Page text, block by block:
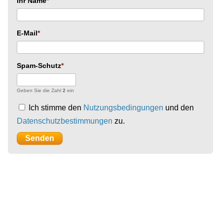
E-Mail
Spam-Schutz
Geben Sie die Zahl 2 ein
Ich stimme den Nutzungsbedingungen und den
Datenschutzbestimmungen zu.